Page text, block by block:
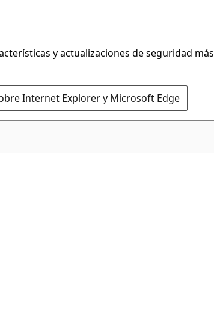
y actualizaciones de seguridad más
Internet Explorer y Microsoft Edge